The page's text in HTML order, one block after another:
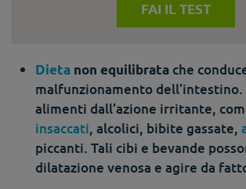
FAI IL TEST
Dieta non equilibrata che
malfunzionamento dell’intestino.
alimenti dall’azione irritante,
insaccati, alcolici, bibite gassate,
piccanti. Tali cibi e bevande
dilatazione venosa e agire da